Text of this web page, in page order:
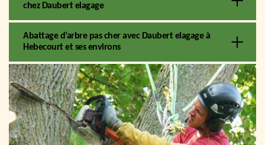
chez Daubert elagage
Abattage d’arbre pas cher avec Daubert elagage à
Hebecourt et ses environs